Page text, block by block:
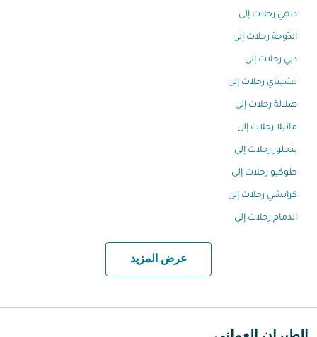
دلهي رحلات إلى
الدّوحة رحلات إلى
دبي رحلات إلى
تشيناي رحلات إلى
صلالة رحلات إلى
مانيلا رحلات إلى
بنجلور رحلات إلى
طوكيو رحلات إلى
كراتشي رحلات إلى
الدمام رحلات إلى
عرض المزيد